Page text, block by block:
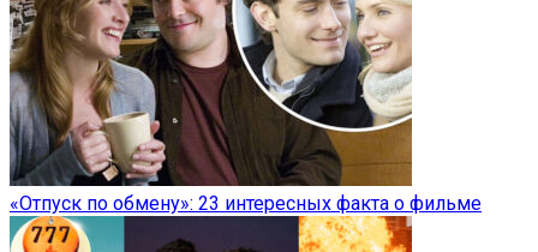
«Отпуск по обмену»: 23 интересных факта о фильме